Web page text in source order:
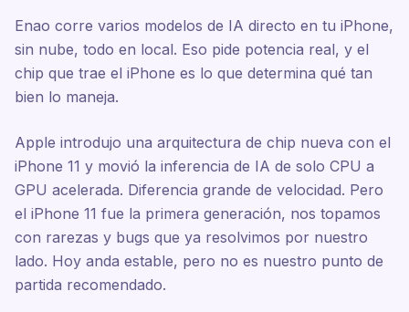
Enao corre varios modelos de IA directo en tu iPhone,
sin nube, todo en local. Eso pide potencia real, y el
chip que trae el iPhone es lo que determina qué tan
bien lo maneja.
Apple introdujo una arquitectura de chip nueva con el
iPhone 11 y movió la inferencia de IA de solo CPU a
GPU acelerada. Diferencia grande de velocidad. Pero
el iPhone 11 fue la primera generación, nos topamos
con rarezas y bugs que ya resolvimos por nuestro
lado. Hoy anda estable, pero no es nuestro punto de
partida recomendado.